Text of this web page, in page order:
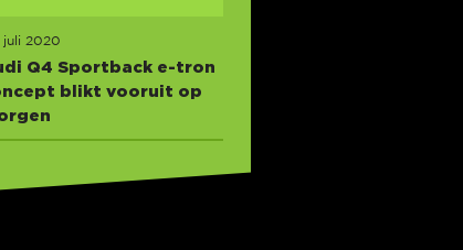
2020
Q4 Sportback e-tron
blikt vooruit op